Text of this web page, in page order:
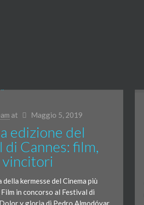
at Maggio 5, 2019
edizione del
di Cannes: film,
vincitori
kermesse del Cinema più
in concorso al Festival di
y gloria di Pedro Almodóvar